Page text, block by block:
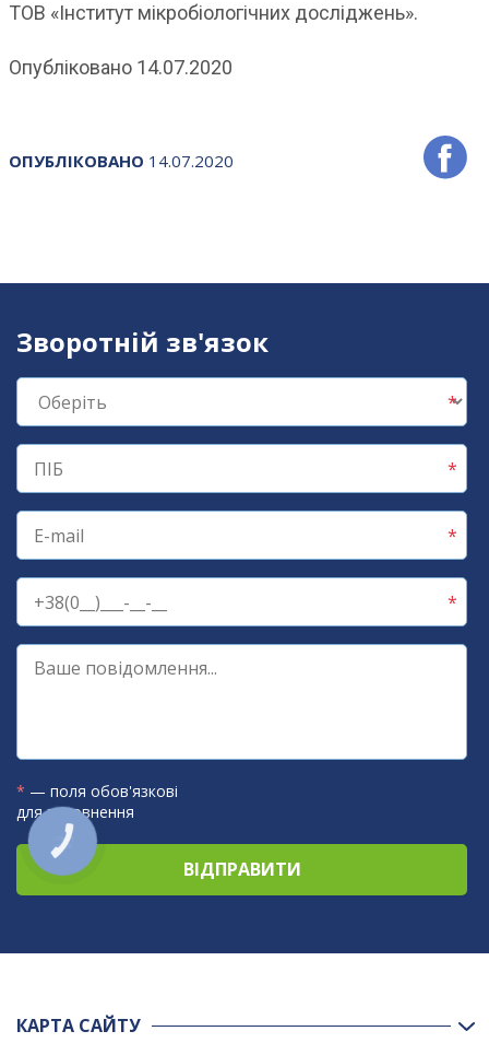
ТОВ «Інститут мікробіологічних досліджень».
Опубліковано 14.07.2020
ОПУБЛІКОВАНО 14.07.2020
Зворотній зв'язок
* — поля обов'язкові
для заповнення
КАРТА САЙТУ
КНОПКА
ЗВ'ЯЗКУ